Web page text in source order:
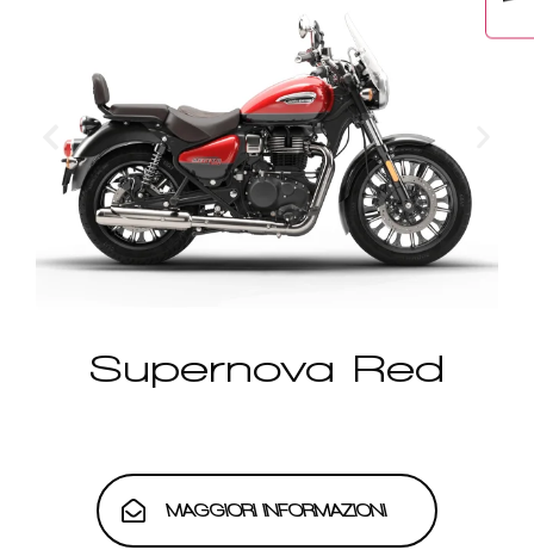
Supernova Red
MAGGIORI INFORMAZIONI